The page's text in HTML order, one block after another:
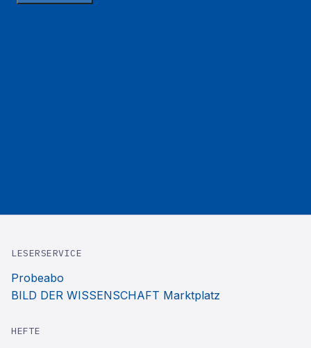
LESERSERVICE
Probeabo
BILD DER WISSENSCHAFT Marktplatz
HEFTE